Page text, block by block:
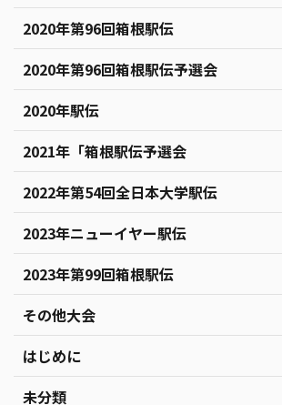
2020年第96回箱根駅伝
2020年第96回箱根駅伝予選会
2020年駅伝
2021年「箱根駅伝予選会
2022年第54回全日本大学駅伝
2023年ニューイヤー駅伝
2023年第99回箱根駅伝
その他大会
はじめに
未分類